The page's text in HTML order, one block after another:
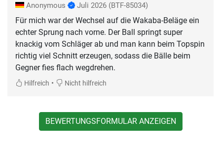
Anonymous Juli 2026 (BTF-85034)
Für mich war der Wechsel auf die Wakaba-Beläge ein
echter Sprung nach vorne. Der Ball springt super
knackig vom Schläger ab und man kann beim Topspin
richtig viel Schnitt erzeugen, sodass die Bälle beim
Gegner fies flach wegdrehen.
Hilfreich • Nicht hilfreich
BEWERTUNGSFORMULAR ANZEIGEN